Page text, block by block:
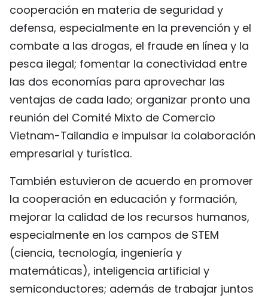
cooperación en materia de seguridad y
defensa, especialmente en la prevención y el
combate a las drogas, el fraude en línea y la
pesca ilegal; fomentar la conectividad entre
las dos economías para aprovechar las
ventajas de cada lado; organizar pronto una
reunión del Comité Mixto de Comercio
Vietnam-Tailandia e impulsar la colaboración
empresarial y turística.
También estuvieron de acuerdo en promover
la cooperación en educación y formación,
mejorar la calidad de los recursos humanos,
especialmente en los campos de STEM
(ciencia, tecnología, ingeniería y
matemáticas), inteligencia artificial y
semiconductores; además de trabajar juntos